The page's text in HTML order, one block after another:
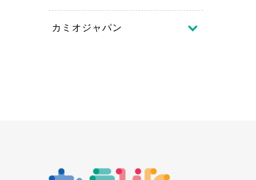
カミオジャパン